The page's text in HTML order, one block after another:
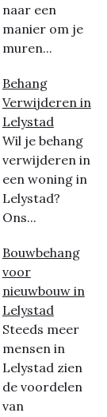
naar een
manier om je
muren...
Behang
Verwijderen in
Lelystad
Wil je behang
verwijderen in
een woning in
Lelystad?
Ons...
Bouwbehang
voor
nieuwbouw in
Lelystad
Steeds meer
mensen in
Lelystad zien
de voordelen
van